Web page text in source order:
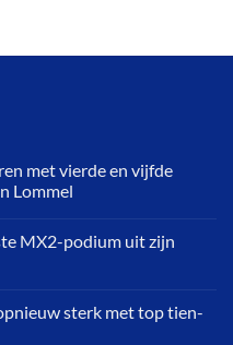
met vierde en vijfde
Lommel
MX2-podium uit zijn
sterk met top tien-